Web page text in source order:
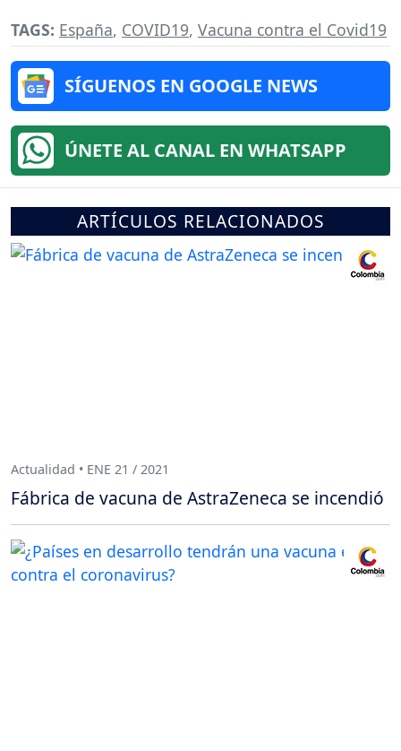
TAGS: España, COVID19, Vacuna contra el Covid19
SÍGUENOS EN GOOGLE NEWS
ÚNETE AL CANAL EN WHATSAPP
ARTÍCULOS RELACIONADOS
Actualidad • ENE 21 / 2021
Fábrica de vacuna de AstraZeneca se incendió